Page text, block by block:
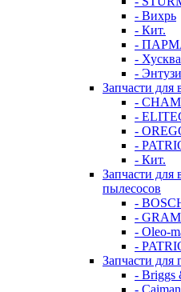
- Вихрь
- Кит.
-
-
-
Запчасти для
-
-
-
-
- Кит.
Запчасти для
пылесосов
-
-
- Oleo-
-
Запчасти для
- Briggs
- Caiman